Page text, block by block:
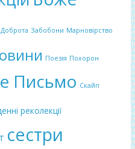
Доброта Забобони Марновірство
Поезія Похорон
Письмо Скайп
реколекції
сестри